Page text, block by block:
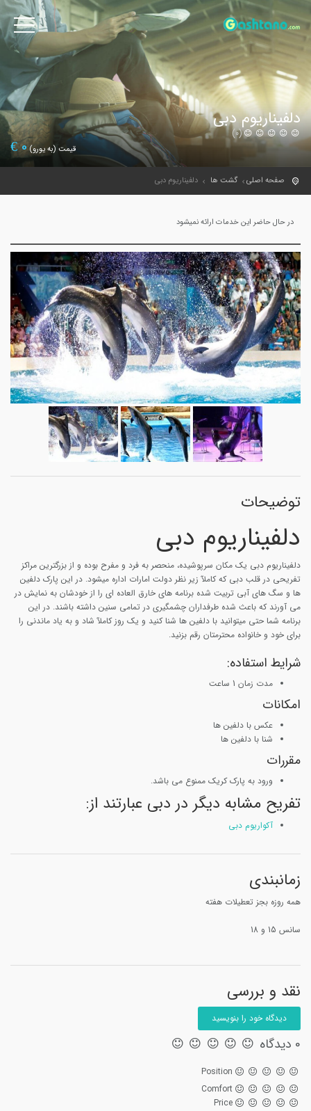
دلفیناریوم دبی
(0)
قیمت (به یورو)0
€
صفحه اصلی گشت ها دلفیناریوم دبی
در حال حاضر این خدمات ارائه نمیشود
توضیحات
دلفیناریوم دبی
دلفیناریوم دبی یک مکان سرپوشیده، منحصر به فرد و مفرح بوده و از بزرگترین مراکز
تفریحی در قلب دبی که کاملآ زیر نظر دولت امارات اداره میشود. در این پارک دلفین
ها و سگ های آبی تربیت شده برنامه های خارق العاده ای را از خودشان به نمایش در
می آورند که باعث شده طرفداران چشمگیری در تمامی سنین داشته باشند. در این
برنامه شما حتی میتوانید با دلفین ها شنا کنید و یک روز کاملآ شاد و به یاد ماندنی را
برای خود و خانواده محترمتان رقم بزنید.
شرایط استفاده:
مدت زمان 1 ساعت
امکانات
عکس با دلفین ها
شنا با دلفین ها
مقررات
ورود به پارک کریک ممنوع می باشد.
تفریح مشابه دیگر در دبی عبارتند از:
آکواریوم دبی
زمانبندی
همه روزه بجز تعطیلات هفته
سانس 15 و 18
نقد و بررسی
دیدگاه خود را بنویسید
0 دیدگاه
Position
Comfort
Price